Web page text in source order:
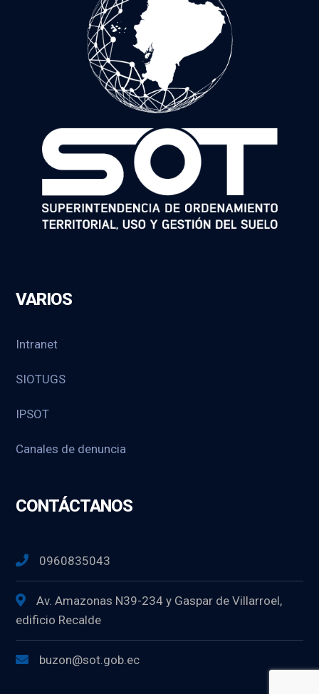
VARIOS
Intranet
SIOTUGS
IPSOT
Canales de denuncia
CONTÁCTANOS
0960835043
Av. Amazonas N39-234 y Gaspar de Villarroel,
edificio Recalde
buzon@sot.gob.ec